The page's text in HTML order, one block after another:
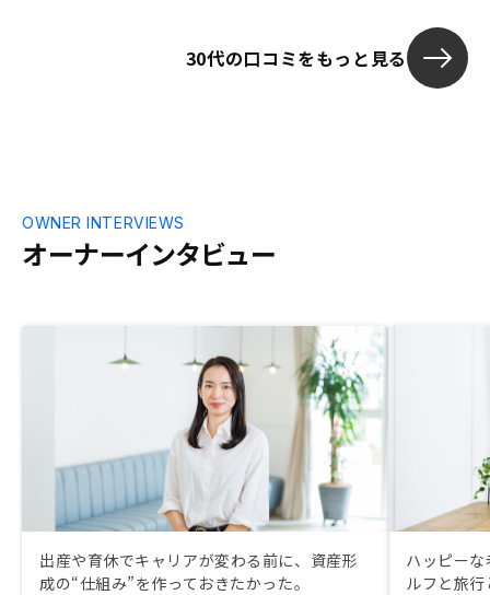
30代の口コミをもっと見る
オーナーインタビュー
OWNER INTERVIEWS
出産や育休でキャリアが変わる前に、資産形
成の“仕組み”を作っておきたかった。
ハッピー
ルフと旅